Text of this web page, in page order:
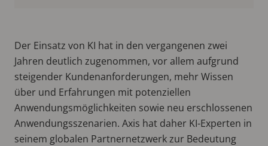
Der Einsatz von KI hat in den vergangenen zwei
Jahren deutlich zugenommen, vor allem aufgrund
steigender Kundenanforderungen, mehr Wissen
über und Erfahrungen mit potenziellen
Anwendungsmöglichkeiten sowie neu erschlossenen
Anwendungsszenarien. Axis hat daher KI-Experten in
seinem globalen Partnernetzwerk zur Bedeutung